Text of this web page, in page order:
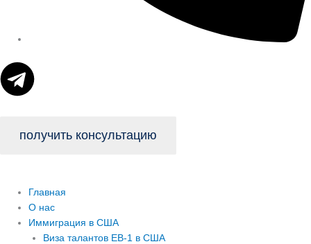
T
l
e
g
получить консультацию
Главная
О нас
Иммиграция в США
Виза талантов EB-1 в США